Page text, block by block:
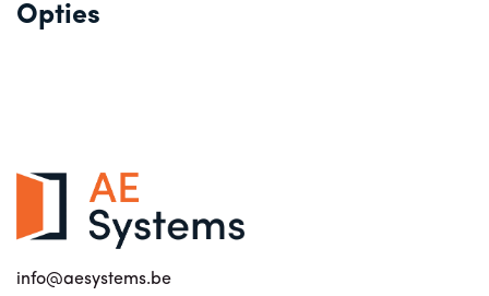
Opties
info@aesystems.be